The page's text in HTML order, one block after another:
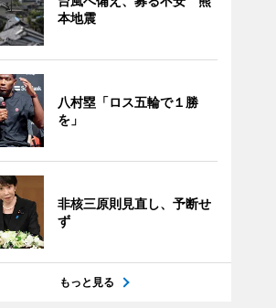
本地震
八村塁「ロス五輪で１勝
を」
非核三原則見直し、予断せ
ず
もっと見る